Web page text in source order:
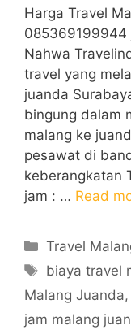
Harga Travel
085369199944
Nahwa
travel yang
juanda
bingung dalam
malang ke
pesawat di
keberangkatan
jam : … Read
Categories
Travel
Tags
biaya travel
Malang Juanda,
jam malang